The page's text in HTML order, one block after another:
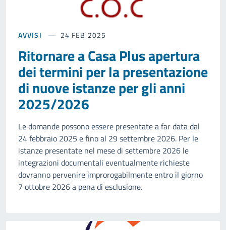
AVVISI 24 FEB 2025
Ritornare a Casa Plus apertura
dei termini per la presentazione
di nuove istanze per gli anni
2025/2026
Le domande possono essere presentate a far data dal
24 febbraio 2025 e fino al 29 settembre 2026. Per le
istanze presentate nel mese di settembre 2026 le
integrazioni documentali eventualmente richieste
dovranno pervenire improrogabilmente entro il giorno
7 ottobre 2026 a pena di esclusione.